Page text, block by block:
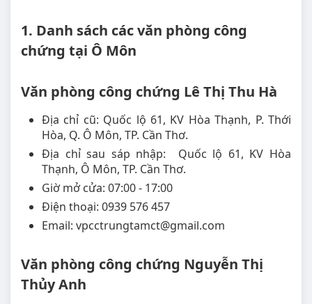
1. Danh sách các văn phòng công
chứng tại Ô Môn
Văn phòng công chứng Lê Thị Thu Hà
Địa chỉ cũ: Quốc lộ 61, KV Hòa Thạnh, P. Thới
Hòa, Q. Ô Môn, TP. Cần Thơ.
Địa chỉ sau sáp nhập: Quốc lộ 61, KV Hòa
Thạnh, Ô Môn, TP. Cần Thơ.
Giờ mở cửa: 07:00 - 17:00
Điện thoại: 0939 576 457
Email: vpcctrungtamct@gmail.com
Văn phòng công chứng Nguyễn Thị
Thủy Anh